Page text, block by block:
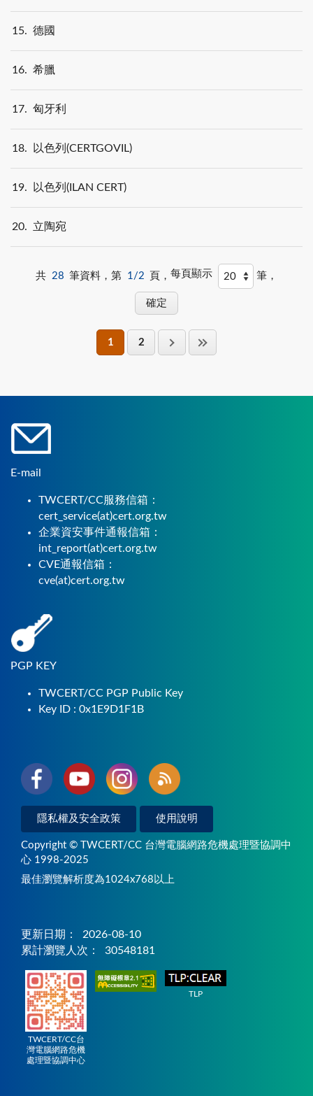
15 德國
16 希臘
17 匈牙利
18 以色列(CERTGOVIL)
19 以色列(ILAN CERT)
20 立陶宛
共 28 筆資料，第 1/2 頁， 每頁顯示 筆，
1 2
E-mail
TWCERT/CC服務信箱：
cert_service(at)cert.org.tw
企業資安事件通報信箱：
int_report(at)cert.org.tw
CVE通報信箱：
cve(at)cert.org.tw
PGP KEY
TWCERT/CC PGP Public Key
Key ID : 0x1E9D1F1B
隱私權及安全政策 使用說明
Copyright © TWCERT/CC 台灣電腦網路危機處理暨協調中
心 1998-2025
最佳瀏覽解析度為1024x768以上
更新日期：
2026-08-10
累計瀏覽人次：
30548181
TWCERT/CC台
灣電腦網路危機
處理暨協調中心
TLP